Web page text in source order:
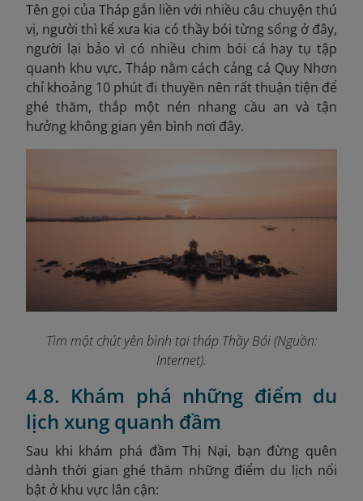
Tên gọi của Tháp gắn liền với nhiều câu chuyện thú
vị, người thì kể xưa kia có thầy bói từng sống ở đây,
người lại bảo vì có nhiều chim bói cá hay tụ tập
quanh khu vực. Tháp nằm cách cảng cá Quy Nhơn
chỉ khoảng 10 phút đi thuyền nên rất thuận tiện để
ghé thăm, thắp một nén nhang cầu an và tận
hưởng không gian yên bình nơi đây.
Tìm một chút yên bình tại tháp Thầy Bói (Nguồn:
Internet).
4.8. Khám phá những điểm du
lịch xung quanh đầm
Sau khi khám phá đầm Thị Nại, bạn đừng quên
dành thời gian ghé thăm những điểm du lịch nổi
bật ở khu vực lân cận: